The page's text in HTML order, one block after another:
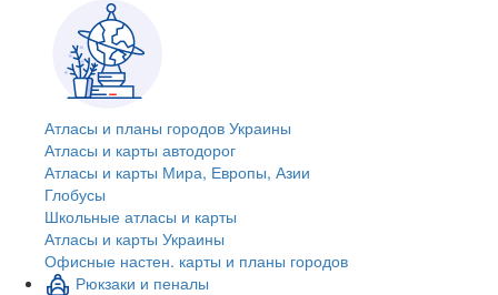
Атласы и планы городов Украины
Атласы и карты автодорог
Атласы и карты Мира, Европы, Азии
Глобусы
Школьные атласы и карты
Атласы и карты Украины
Офисные настен. карты и планы городов
Рюкзаки и пеналы